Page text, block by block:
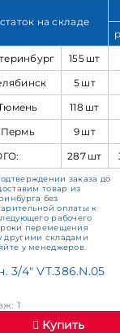
на складе
155 шт
5 шт
118 шт
Пермь
9 шт
287 шт
заказа до
товар из
без
оплаты к
рабочего
перемещения
другими складами
у менеджеров.
4" VT.386.N.05
1
Купить